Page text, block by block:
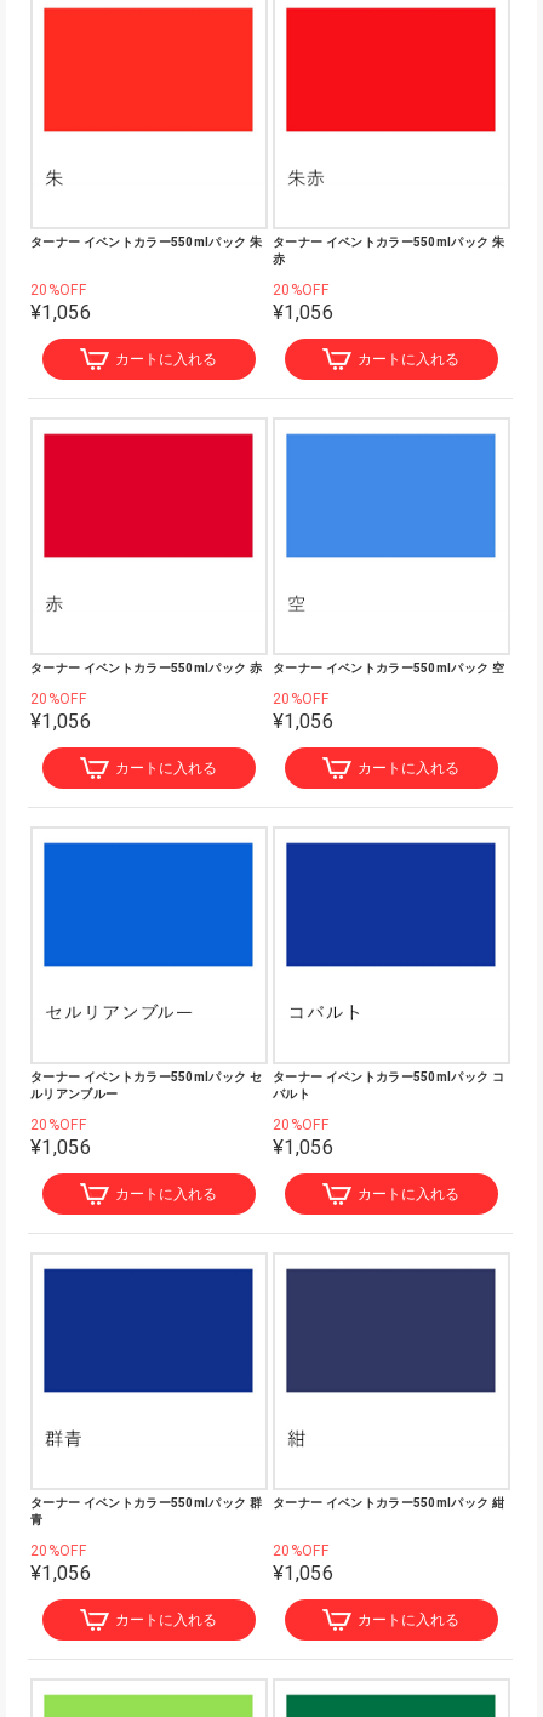
ターナー イベントカラー550mlパック 朱
20%OFF
¥1,056
カートに入れる
ターナー イベントカラー550mlパック 朱
赤
20%OFF
¥1,056
カートに入れる
ターナー イベントカラー550mlパック 赤
20%OFF
¥1,056
カートに入れる
ターナー イベントカラー550mlパック 空
20%OFF
¥1,056
カートに入れる
ターナー イベントカラー550mlパック セ
ルリアンブルー
20%OFF
¥1,056
カートに入れる
ターナー イベントカラー550mlパック コ
バルト
20%OFF
¥1,056
カートに入れる
ターナー イベントカラー550mlパック 群
青
20%OFF
¥1,056
カートに入れる
ターナー イベントカラー550mlパック 紺
20%OFF
¥1,056
カートに入れる